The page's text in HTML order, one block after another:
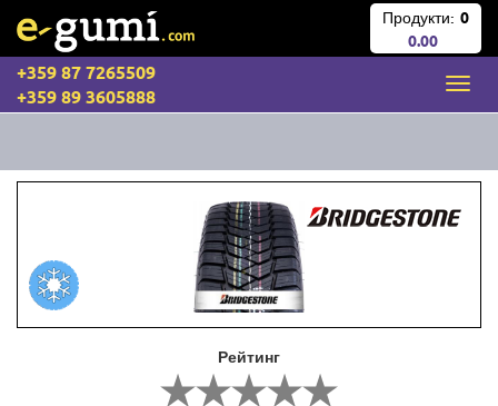
Продукти: 0
0.00
+359 87 7265509
+359 89 3605888
Рейтинг